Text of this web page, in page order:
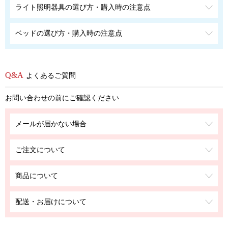
ライト照明器具の選び方・購入時の注意点
ベッドの選び方・購入時の注意点
よくあるご質問
お問い合わせの前にご確認ください
メールが届かない場合
ご注文について
商品について
配送・お届けについて